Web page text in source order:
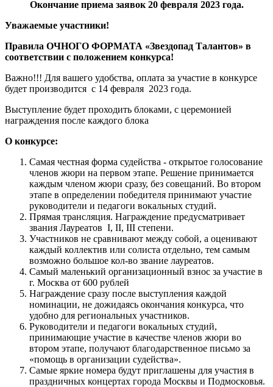
Окончание приема заявок 20 февраля 2023 года.
Уважаемые участники!
Правила ОЧНОГО ФОРМАТА «Звездопад Талантов» в
соответствии с положением конкурса!
Важно!!! Для вашего удобства, оплата за участие в конкурсе
будет производится с 14 февраля 2023 года.
Выступление будет проходить блоками, с церемонией
награждения после каждого блока
О конкурсе:
Самая честная форма судейства - открытое голосование
членов жюри на первом этапе. Решение принимается
каждым членом жюри сразу, без совещаний. Во втором
этапе в определении победителя принимают участие
руководители и педагоги вокальных студий.
Прямая трансляция. Награждение предусматривает
звания Лауреатов I, II, III степени.
Участников не сравнивают между собой, а оценивают
каждый коллектив или солиста отдельно, тем самым
возможно большое кол-во звание лауреатов.
Самый маленький организационный взнос за участие в
г. Москва от 600 рублей
Награждение сразу после выступления каждой
номинации, не дожидаясь окончания конкурса, что
удобно для региональных участников. ​​​​​​
Руководители и педагоги вокальных студий,
принимающие участие в качестве членов жюри во
втором этапе, получают благодарственное письмо за
«помощь в организации судейства».
Самые яркие номера будут приглашены для участия в
праздничных концертах города Москвы и Подмосковья.